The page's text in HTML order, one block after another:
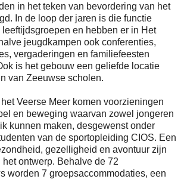
in het teken van bevordering van het
In de loop der jaren is die functie
en hebben er in Het
jeugdkampen ook conferenties,
vergaderingen en familiefeesten
is het gebouw een geliefde locatie
van Zeeuwse scholen.
Veerse Meer komen voorzieningen
en beweging waarvan zowel jongeren
kunnen maken, desgewenst onder
van de sportopleiding CIOS. Een
gezelligheid en avontuur zijn
ontwerp. Behalve de 72
worden 7 groepsaccommodaties, een